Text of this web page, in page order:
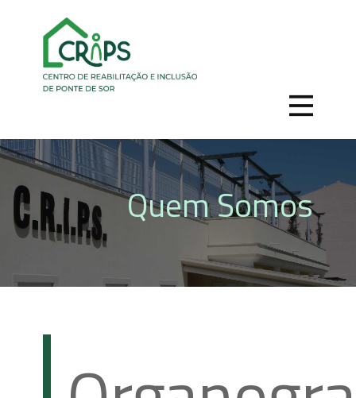
Quem Somos